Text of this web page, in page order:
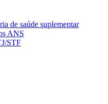
de saúde suplementar
ANS
STF